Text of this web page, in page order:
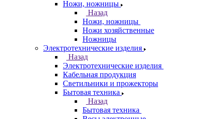
Ножи, ножницы
Назад
Ножи, ножницы
Ножи хозяйственные
Ножницы
Электротехнические изделия
Назад
Электротехнические изделия
Кабельная продукция
Светильники и прожекторы
Бытовая техника
Назад
Бытовая техника